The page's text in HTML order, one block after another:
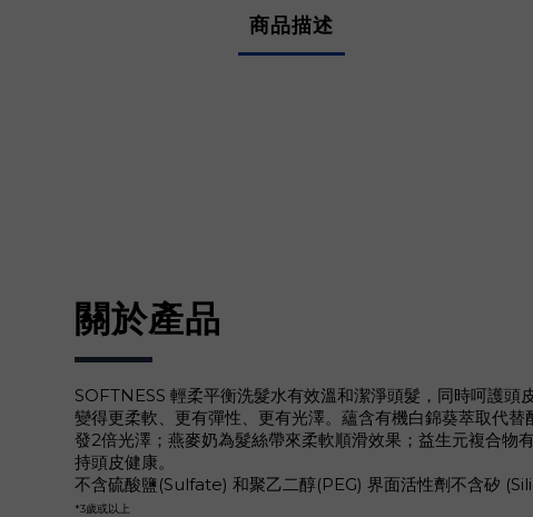
商品描述
關於產品
SOFTNESS 輕柔平衡洗髮水有效溫和潔淨頭髮，同時呵護頭
變得更柔軟、更有彈性、更有光澤。蘊含有機白錦葵萃取代替
發2倍光澤；燕麥奶為髮絲帶來柔軟順滑效果；益生元複合物
持頭皮健康。
不含硫酸鹽(Sulfate) 和聚乙二醇(PEG) 界面活性劑不含矽
*3歲或以上